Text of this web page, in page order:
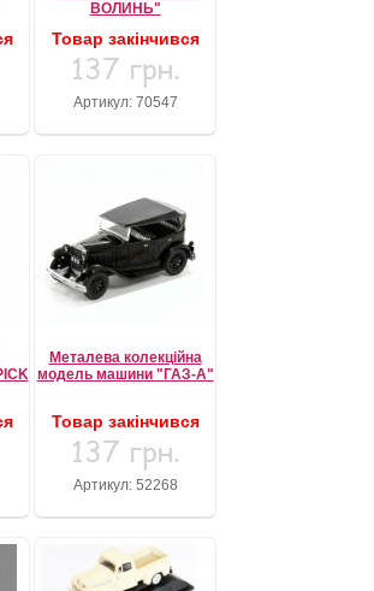
ВОЛИНЬ"
Товар закінчився
137 грн.
Артикул: 70547
Металева колекційна
модель машини "ГАЗ-А"
Товар закінчився
137 грн.
Артикул: 52268